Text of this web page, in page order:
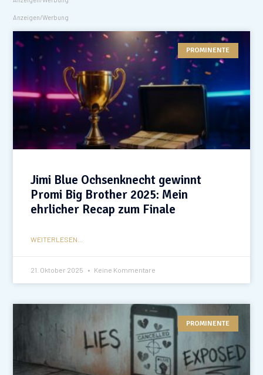
Anzeigen/Werbung
PROMINENTE
Jimi Blue Ochsenknecht gewinnt
Promi Big Brother 2025: Mein
ehrlicher Recap zum Finale
WEITERLESEN...
21. Oktober 2025 Keine Kommentare
PROMINENTE